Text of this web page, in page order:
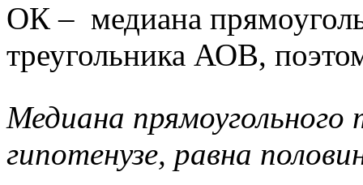
ОК – медиана
треугольника АОВ,
Медиана прямоугольного
гипотенузе, равна